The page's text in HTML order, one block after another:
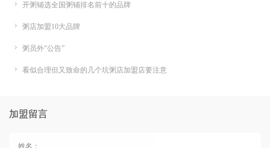
开粥铺选全国粥铺排名前十的品牌
粥店加盟10大品牌
粥员外“公告”
看似合理但又致命的几个坑粥店加盟店要注意
加盟留言